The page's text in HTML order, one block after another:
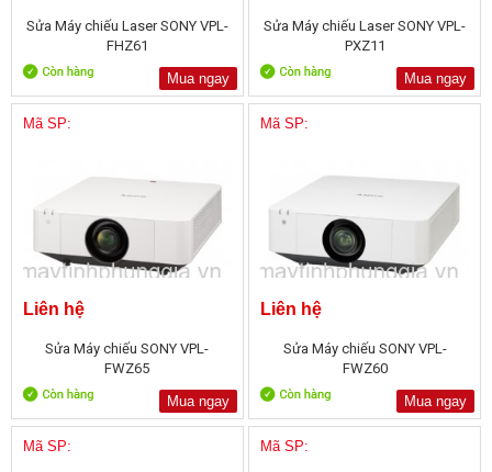
Sửa Máy chiếu Laser SONY VPL-
FHZ61
Mua ngay
Sửa Máy chiếu Laser SONY VPL-
PXZ11
Mua ngay
Mã SP:
Liên hệ
Sửa Máy chiếu SONY VPL-
FWZ65
Mua ngay
Mã SP:
Liên hệ
Sửa Máy chiếu SONY VPL-
FWZ60
Mua ngay
Mã SP: Mã SP: